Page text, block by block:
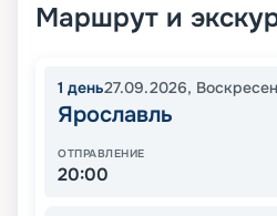
Маршрут и
1 день27.09.2026,
Ярославль
ОТПРАВЛЕНИЕ
20:00